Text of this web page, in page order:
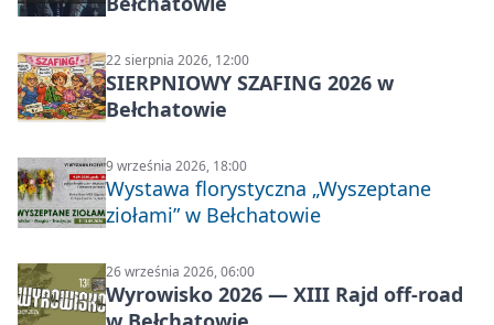
22 sierpnia 2026, 12:00
SIERPNIOWY SZAFING 2026 w
Bełchatowie
9 września 2026, 18:00
Wystawa florystyczna „Wyszeptane
ziołami” w Bełchatowie
26 września 2026, 06:00
Wyrowisko 2026 — XIII Rajd off‑road